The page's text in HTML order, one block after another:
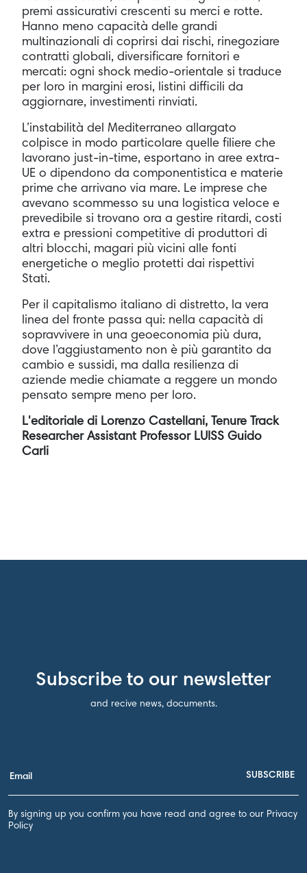
premi assicurativi crescenti su merci e rotte.
Hanno meno capacità delle grandi
multinazionali di coprirsi dai rischi, rinegoziare
contratti globali, diversificare fornitori e
mercati: ogni shock medio-orientale si traduce
per loro in margini erosi, listini difficili da
aggiornare, investimenti rinviati.
L’instabilità del Mediterraneo allargato
colpisce in modo particolare quelle filiere che
lavorano just-in-time, esportano in aree extra-
UE o dipendono da componentistica e materie
prime che arrivano via mare. Le imprese che
avevano scommesso su una logistica veloce e
prevedibile si trovano ora a gestire ritardi, costi
extra e pressioni competitive di produttori di
altri blocchi, magari più vicini alle fonti
energetiche o meglio protetti dai rispettivi
Stati.
Per il capitalismo italiano di distretto, la vera
linea del fronte passa qui: nella capacità di
sopravvivere in una geoeconomia più dura,
dove l’aggiustamento non è più garantito da
cambio e sussidi, ma dalla resilienza di
aziende medie chiamate a reggere un mondo
pensato sempre meno per loro.
L'editoriale di Lorenzo Castellani, Tenure Track
Researcher Assistant Professor LUISS Guido
Carli
Subscribe to our newsletter
and recive news, documents.
By signing up you confirm you have read and agree to our Privacy
Policy